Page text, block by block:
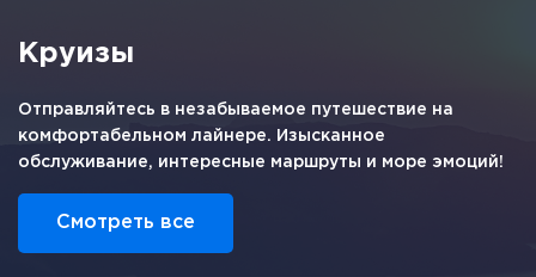
Круизы
Отправляйтесь в незабываемое путешествие на
комфортабельном лайнере. Изысканное
обслуживание, интересные маршруты и море эмоций!
Смотреть все